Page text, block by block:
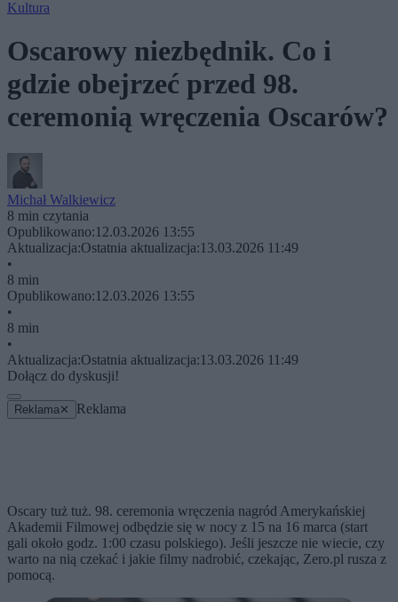
Kultura
Oscarowy niezbędnik. Co i
gdzie obejrzeć przed 98.
ceremonią wręczenia Oscarów?
Michał Walkiewicz
8 min czytania
Opublikowano:12.03.2026 13:55
Aktualizacja:Ostatnia aktualizacja:13.03.2026 11:49
•
8 min
Opublikowano:12.03.2026 13:55
•
8 min
•
Aktualizacja:Ostatnia aktualizacja:13.03.2026 11:49
Dołącz do dyskusji!
Reklama ✕ Reklama
Oscary tuż tuż. 98. ceremonia wręczenia nagród Amerykańskiej
Akademii Filmowej odbędzie się w nocy z 15 na 16 marca (start
gali około godz. 1:00 czasu polskiego). Jeśli jeszcze nie wiecie, czy
warto na nią czekać i jakie filmy nadrobić, czekając, Zero.pl rusza z
pomocą.